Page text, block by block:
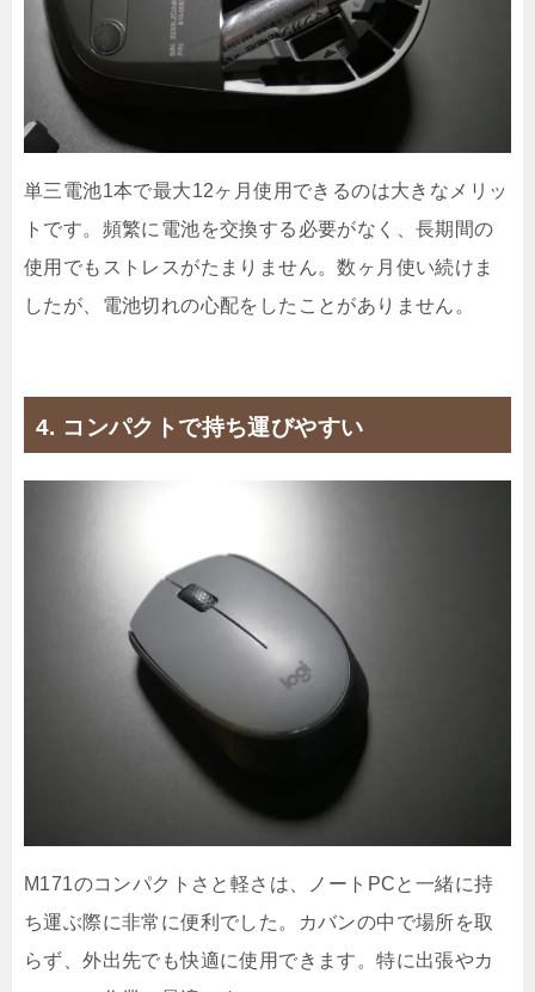
単三電池1本で最大12ヶ月使用できるのは大きなメリッ
トです。頻繁に電池を交換する必要がなく、長期間の
使用でもストレスがたまりません。数ヶ月使い続けま
したが、電池切れの心配をしたことがありません。
4. コンパクトで持ち運びやすい
M171のコンパクトさと軽さは、ノートPCと一緒に持
ち運ぶ際に非常に便利でした。カバンの中で場所を取
らず、外出先でも快適に使用できます。特に出張やカ